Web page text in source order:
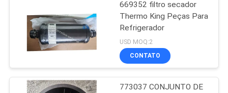
Rei Thermo T Series
669352 filtro secador
Thermo King Peças Para
Refrigerador
USD MOQ:2
CONTATO
773037 CONJUNTO DE